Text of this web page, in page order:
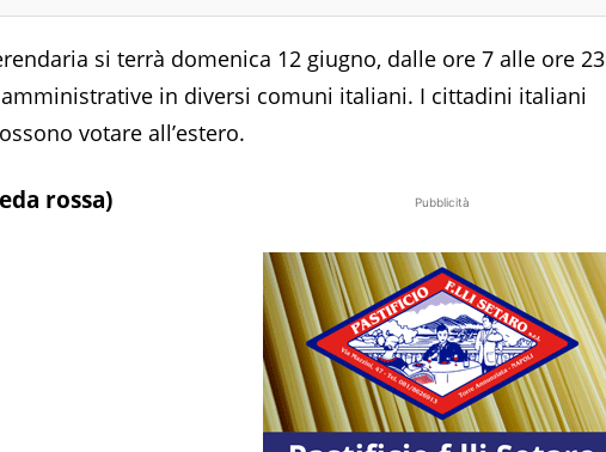
si terrà domenica 12 giugno, dalle ore 7 alle ore 23
in diversi comuni italiani. I cittadini italiani
votare all’estero.
Pubblicità
rossa)